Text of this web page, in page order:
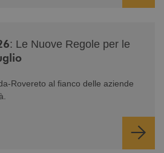
: Le Nuove Regole per le
Rovereto al fianco delle aziende